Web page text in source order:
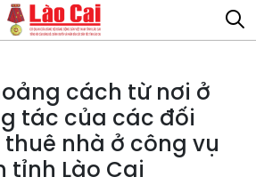
cách từ nơi ở
tác của các đối
nhà ở công vụ
tỉnh Lào Cai